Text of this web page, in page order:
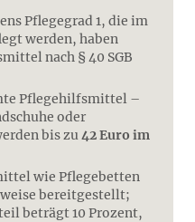
Pflegegrad 1, die im
werden, haben
nach § 40 SGB
Pflegehilfsmittel –
oder
bis zu42 Euro im
wie Pflegebetten
bereitgestellt;
beträgt 10 Prozent,